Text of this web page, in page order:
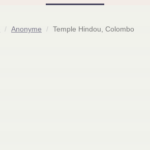
Anonyme Temple Hindou, Colombo